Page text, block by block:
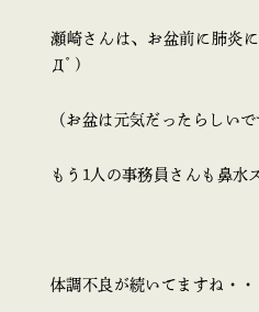
瀬崎さんは、お盆前に肺炎
Дﾟ)
（お盆は元気だったらしいで
もう1人の事務員さんも鼻水
体調不良が続いてますね・